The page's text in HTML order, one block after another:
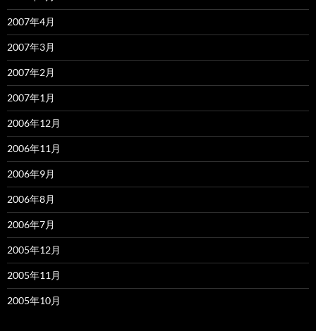
2007年4月
2007年3月
2007年2月
2007年1月
2006年12月
2006年11月
2006年9月
2006年8月
2006年7月
2005年12月
2005年11月
2005年10月